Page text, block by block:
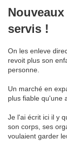
servis !
On les enleve
revoit plus son
personne.
Un marché en
plus fiable qu'une
Je l'ai écrit ici il y
son corps, ses
voulaient garder